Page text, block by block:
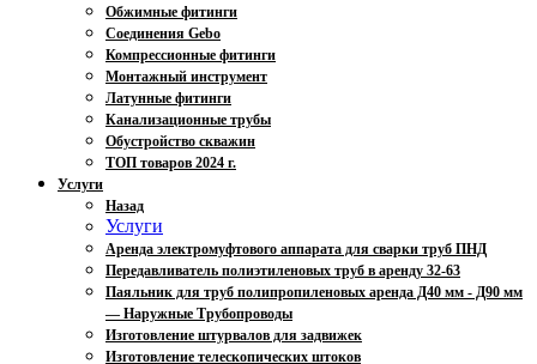
Обжимные фитинги
Соединения Gebo
Компрессионные фитинги
Монтажный инструмент
Латунные фитинги
Канализационные трубы
Обустройство скважин
ТОП товаров 2024 г.
Услуги
Назад
Услуги
Аренда электромуфтового аппарата для сварки труб ПНД
Передавливатель полиэтиленовых труб в аренду 32-63
Паяльник для труб полипропиленовых аренда Д40 мм - Д90 мм
— Наружные Трубопроводы
Изготовление штурвалов для задвижек
Изготовление телескопических штоков